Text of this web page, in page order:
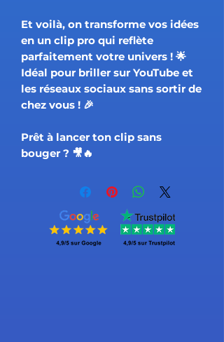
Et voilà, on transforme vos idées
en un clip pro qui reflète
parfaitement votre univers ! 🌟
Idéal pour briller sur YouTube et
les réseaux sociaux sans sortir de
chez vous ! 🎉
Prêt à lancer ton clip sans
bouger ? 🎥🔥